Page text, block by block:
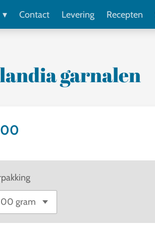
Contact Levering Recepten
garnalen